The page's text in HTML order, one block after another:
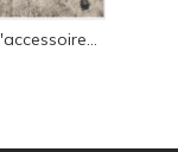
Rosette d'accessoires d'échafaudage Ringlock en acier de vente chaude